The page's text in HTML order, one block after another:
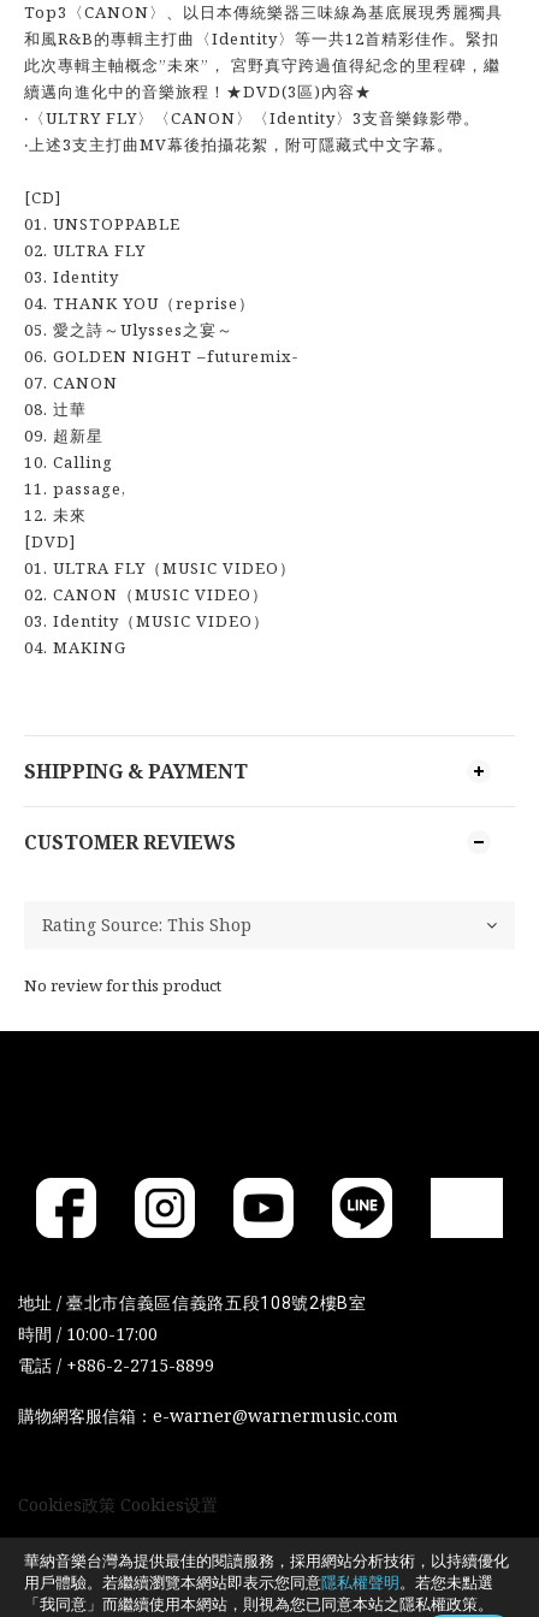
Top3〈CANON〉、以日本傳統樂器三味線為基底展現秀麗獨具
和風R&B的專輯主打曲〈Identity〉等一共12首精彩佳作。緊扣
此次專輯主軸概念”未來”， 宮野真守跨過值得紀念的里程碑，繼
續邁向進化中的音樂旅程！★DVD(3區)內容★
‧〈ULTRY FLY〉〈CANON〉〈Identity〉3支音樂錄影帶。
‧上述3支主打曲MV幕後拍攝花絮，附可隱藏式中文字幕。
[CD]
01. UNSTOPPABLE
02. ULTRA FLY
03. Identity
04. THANK YOU（reprise）
05. 愛之詩～Ulysses之宴～
06. GOLDEN NIGHT –futuremix-
07. CANON
08. 辻華
09. 超新星
10. Calling
11. passage,
12. 未來
[DVD]
01. ULTRA FLY（MUSIC VIDEO）
02. CANON（MUSIC VIDEO）
03. Identity（MUSIC VIDEO）
04. MAKING
SHIPPING & PAYMENT
CUSTOMER REVIEWS
No review for this product
地址 / 臺北市信義區信義路五段108號2樓B室
時間 / 10:00-17:00
電話 / +886-2-2715-8899
購物網客服信箱：e-warner@warnermusic.com
Cookies政策 Cookies设置
華納音樂台灣為提供最佳的閱讀服務，採用網站分析技術，以持續優化
用戶體驗。若繼續瀏覽本網站即表示您同意隱私權聲明。若您未點選
「我同意」而繼續使用本網站，則視為您已同意本站之隱私權政策。